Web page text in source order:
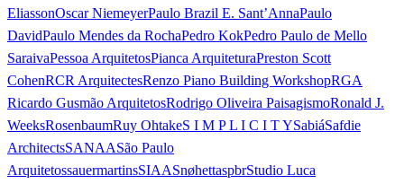
EliassonOscar NiemeyerPaulo Brazil E. Sant’AnnaPaulo
DavidPaulo Mendes da RochaPedro KokPedro Paulo de Mello
SaraivaPessoa ArquitetosPianca ArquiteturaPreston Scott
CohenRCR ArquitectesRenzo Piano Building WorkshopRGA
Ricardo Gusmão ArquitetosRodrigo Oliveira PaisagismoRonald J.
WeeksRosenbaumRuy OhtakeS I M P L I C I T YSabiáSafdie
ArchitectsSANAASão Paulo
ArquitetossauermartinsSIAASnøhettaspbrStudio Luca